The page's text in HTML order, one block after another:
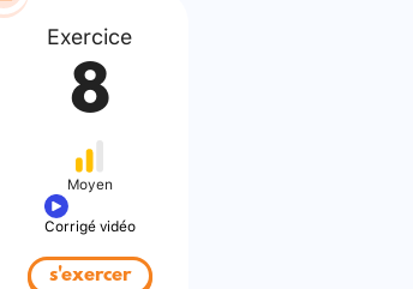
Exercice
8
Moyen
Corrigé vidéo
s'exercer